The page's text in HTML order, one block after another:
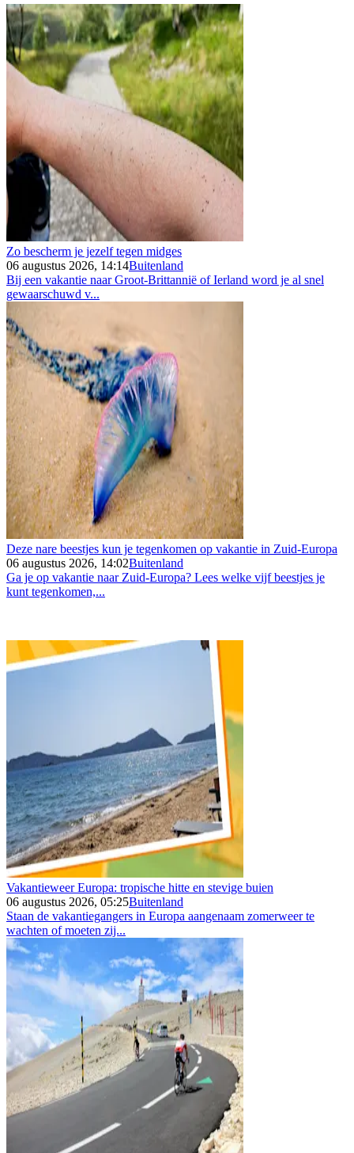
Zo bescherm je jezelf tegen midges
06 augustus 2026, 14:14Buitenland
Bij een vakantie naar Groot-Brittannië of Ierland word je al snel
gewaarschuwd v...
Deze nare beestjes kun je tegenkomen op vakantie in Zuid-Europa
06 augustus 2026, 14:02Buitenland
Ga je op vakantie naar Zuid-Europa? Lees welke vijf beestjes je
kunt tegenkomen,...
Vakantieweer Europa: tropische hitte en stevige buien
06 augustus 2026, 05:25Buitenland
Staan de vakantiegangers in Europa aangenaam zomerweer te
wachten of moeten zij...